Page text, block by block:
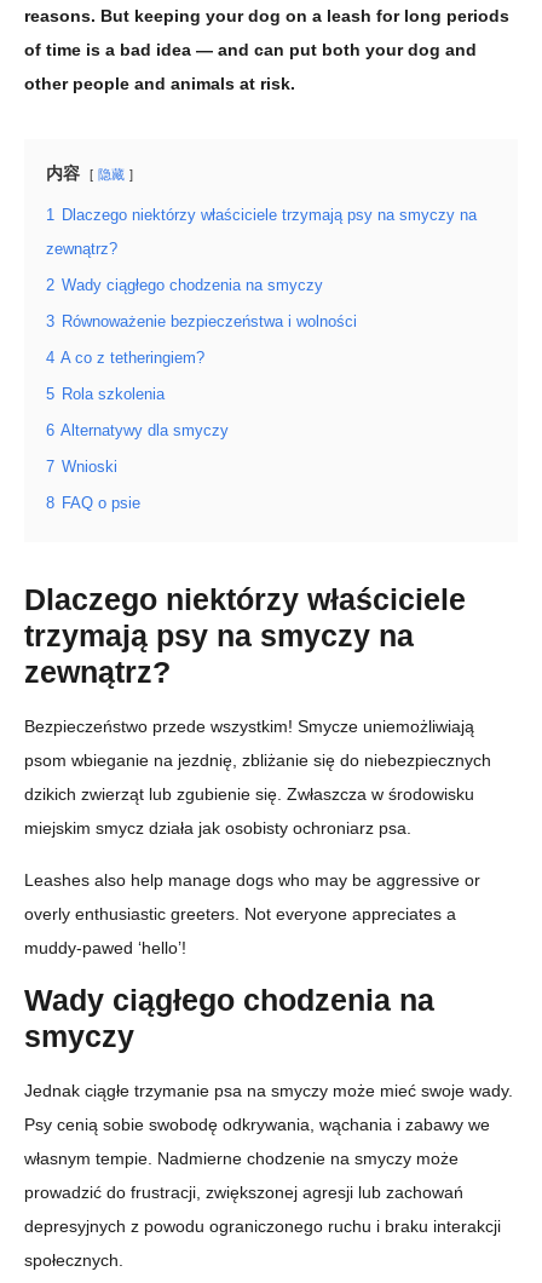
reasons. But keeping your dog on a leash for long periods
of time is a bad idea — and can put both your dog and
other people and animals at risk.
内容 隐藏
1 Dlaczego niektórzy właściciele trzymają psy na smyczy na
zewnątrz?
2 Wady ciągłego chodzenia na smyczy
3 Równoważenie bezpieczeństwa i wolności
4 A co z tetheringiem?
5 Rola szkolenia
6 Alternatywy dla smyczy
7 Wnioski
8 FAQ o psie
Dlaczego niektórzy właściciele
trzymają psy na smyczy na
zewnątrz?
Bezpieczeństwo przede wszystkim! Smycze uniemożliwiają
psom wbieganie na jezdnię, zbliżanie się do niebezpiecznych
dzikich zwierząt lub zgubienie się. Zwłaszcza w środowisku
miejskim smycz działa jak osobisty ochroniarz psa.
Leashes also help manage dogs who may be aggressive or
overly enthusiastic greeters. Not everyone appreciates a
muddy-pawed ‘hello’!
Wady ciągłego chodzenia na
smyczy
Jednak ciągłe trzymanie psa na smyczy może mieć swoje wady.
Psy cenią sobie swobodę odkrywania, wąchania i zabawy we
własnym tempie. Nadmierne chodzenie na smyczy może
prowadzić do frustracji, zwiększonej agresji lub zachowań
depresyjnych z powodu ograniczonego ruchu i braku interakcji
społecznych.